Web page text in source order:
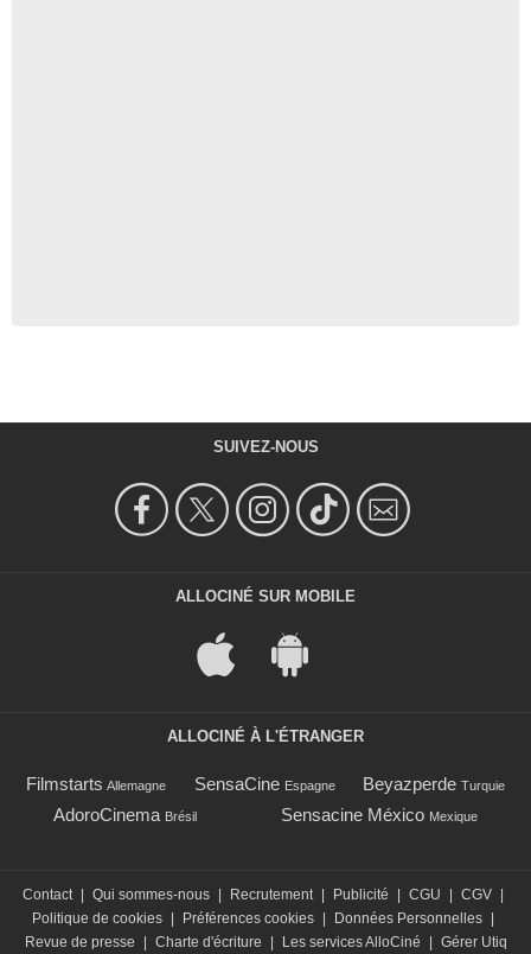
SUIVEZ-NOUS
ALLOCINÉ SUR MOBILE
ALLOCINÉ À L'ÉTRANGER
Filmstarts Allemagne SensaCine Espagne Beyazperde Turquie
AdoroCinema Brésil Sensacine México Mexique
Contact Qui sommes-nous Recrutement Publicité CGU CGV
Politique de cookies
Préférences cookies Données Personnelles
Revue de presse
Charte d'écriture Les services AlloCiné Gérer Utiq